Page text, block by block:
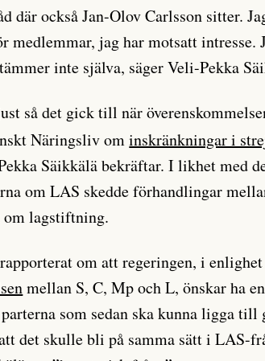
där också Jan-Olov Carlsson sitter.
medlemmar, jag har motsatt intresse.
inte själva, säger Veli-Pekka
så det gick till när
Näringsliv ominskränkningar i
Säikkälä bekräftar. I likhet med
om LAS skedde förhandlingar
om lagstiftning.
om att regeringen, i
mellan S, C, Mp och L, önskar ha en
som sedan ska kunna ligga
det skulle bli på samma sätt i LAS-